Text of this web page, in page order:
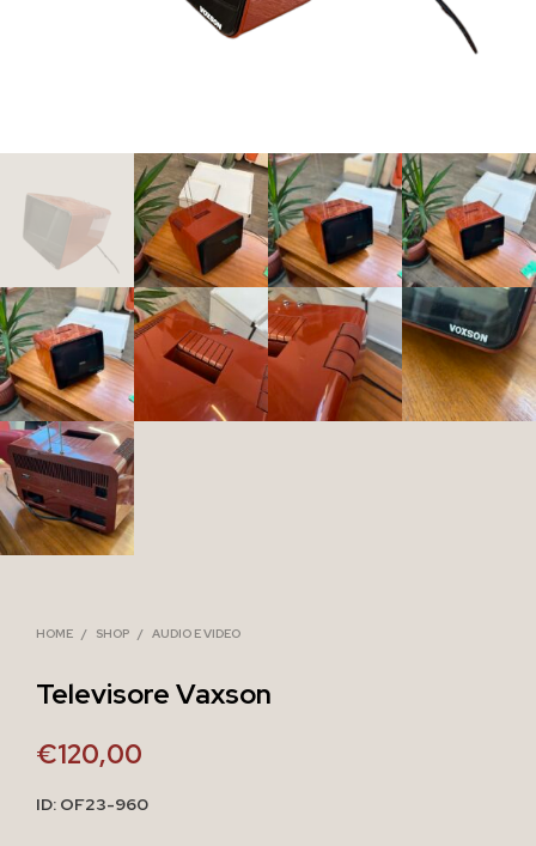
HOME / SHOP / AUDIO E VIDEO
Televisore Vaxson
€120,00
ID: OF23-960